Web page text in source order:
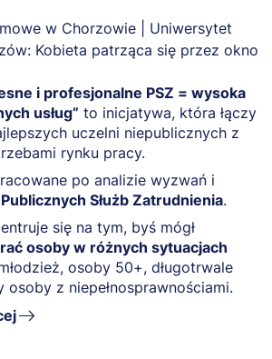
i profesjonalne PSZ = wysoka
usług” to inicjatywa, która łączy
uczelni niepublicznych z
rynku pracy.
po analizie wyzwań i
Publicznych Służb Zatrudnienia.
się na tym, byś mógł
osoby w różnych sytuacjach
osoby 50+, długotrwale
z niepełnosprawnościami.